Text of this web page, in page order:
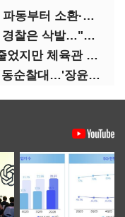
홍명보 선임 논란 2년…2024년 파동부터 소환·압색까지
(폴리스라인)'순환근무 방침'에 경찰은 삭발…"베테랑·수사력 보강 먼저"
'올공 시위' 2개월…집회 인원 줄었지만 체육관 봉쇄 계속
'신림동·서현역 칼부림' 뒤엔 기동순찰대…'장윤기 은폐·조작' 후엔 내부비리수사대